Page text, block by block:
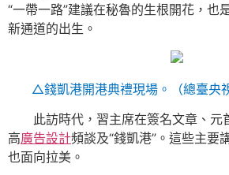
“一帶一路”建議在秘魯的生根開花，也
新通道的出生。
△錢凱港開港典禮現場。（總臺央
此訪時代，習主席在簽名文章、元
高廣告設計頻談及“錢凱港”。這些主要
也面向拉美。